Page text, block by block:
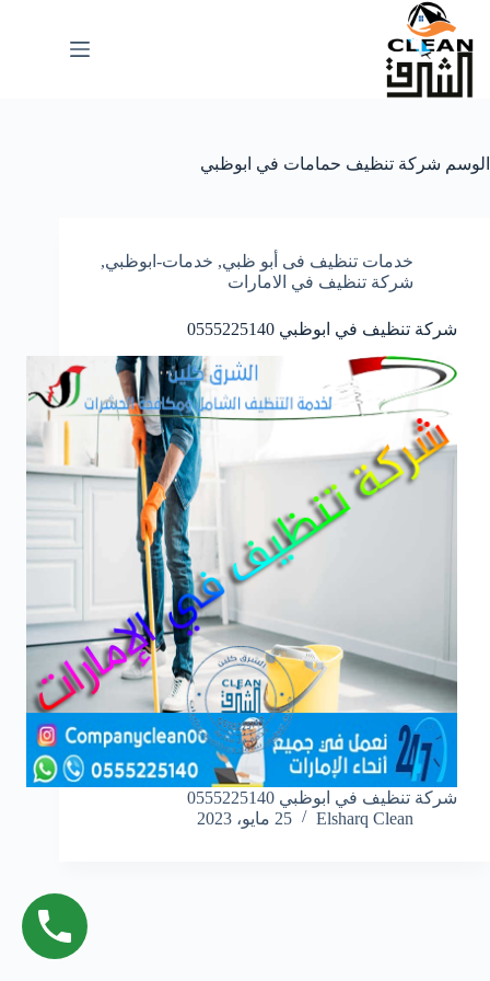
التجاوز
المحتوى
الوسم شركة تنظيف حمامات في ابوظبي
خدمات تنظيف فى أبو ظبي, خدمات-ابوظبي,
شركة تنظيف في الامارات
شركة تنظيف في ابوظبي 0555225140
شركة تنظيف في ابوظبي 0555225140
Elsharq Clean
25 مايو، 2023